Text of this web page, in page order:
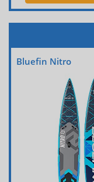
Bluefin Nitro